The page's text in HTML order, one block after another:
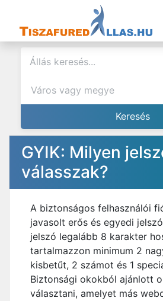
GYIK: Milyen
válasszak?
A biztonságos felhasználói
javasolt erős és egyedi
jelszó legalább 8 karakter
tartalmazzon minimum 2
kisbetűt, 2 számot és 1
Biztonsági okokból ajánlott
választani, amelyet más